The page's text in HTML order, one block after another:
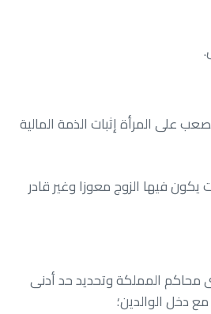
على المرأة إثبات الذمة المالية
فيها الزوج معوزا وغير قادر
محاكم المملكة وتحديد حد أدنى
دخل الوالدين؛